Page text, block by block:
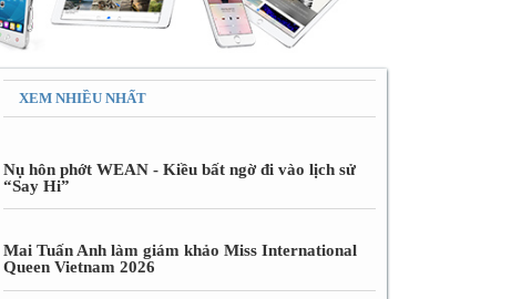
XEM NHIỀU NHẤT
Nụ hôn phớt WEAN - Kiều bất ngờ đi vào lịch sử
“Say Hi”
Mai Tuấn Anh làm giám khảo Miss International
Queen Vietnam 2026